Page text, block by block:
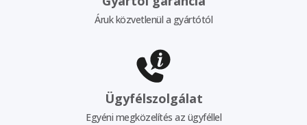
Áruk közvetlenül a gyártótól
Ügyfélszolgálat
Egyéni megközelítés az ügyféllel